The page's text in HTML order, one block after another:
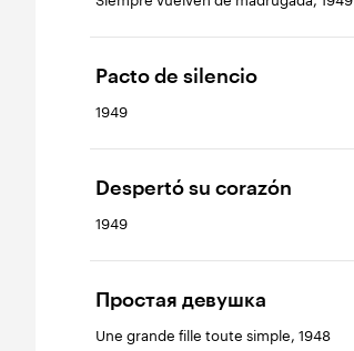
Pacto de silencio
1949
Despertó su corazón
1949
Простая девушка
Une grande fille toute simple, 1948